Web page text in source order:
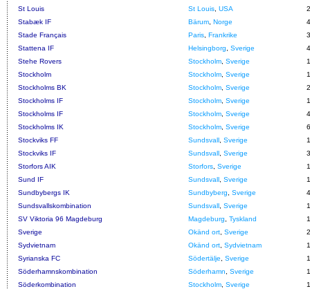
St Louis
St Louis USA
2
Stabæk IF
Bärum Norge
4
Stade Français
Paris Frankrike
3
Stattena IF
Helsingborg Sverige
4
Stehe Rovers
Stockholm Sverige
1
Stockholm
Stockholm Sverige
1
Stockholms BK
Stockholm Sverige
2
Stockholms IF
Stockholm Sverige
1
Stockholms IF
Stockholm Sverige
4
Stockholms IK
Stockholm Sverige
6
Stockviks FF
Sundsvall Sverige
1
Stockviks IF
Sundsvall Sverige
3
Storfors AIK
Storfors Sverige
1
Sund IF
Sundsvall Sverige
1
Sundbybergs IK
Sundbyberg Sverige
Sundsvallskombination
Sundsvall Sverige
1
SV Viktoria 96 Magdeburg
Magdeburg Tyskland
1
Sverige
Okänd ort Sverige
2
Sydvietnam
Okänd ort Sydvietnam
1
Syrianska FC
Södertälje Sverige
Söderhamnskombination
Söderhamn Sverige
1
Söderkombination
Stockholm Sverige
1